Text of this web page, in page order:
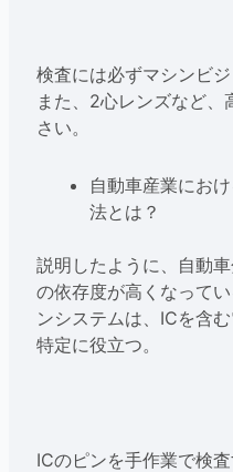
検査には必ずマシンビ
また、2心レンズなど
さい。
自動車産業にお
法とは？
説明したように、自動
の依存度が高くなって
ンシステムは、ICを含
特定に役立つ。
ICのピンを手作業で検